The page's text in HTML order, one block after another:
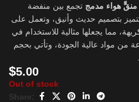
هواء مدمج تجمع بين منفضة
بتصميم حديث وأنيق، وتعمل على
مما يجعلها مثالية للاستخدام في
من مواد عالية الجودة، وتأتي بحجم
$5.00
Out of stock
Share: